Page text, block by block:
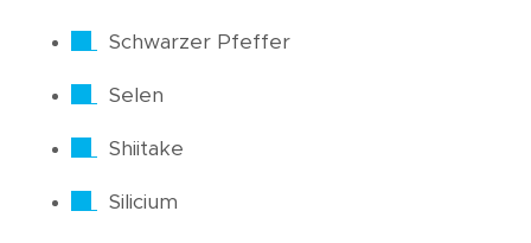
Schwarzer Pfeffer
Selen
Shiitake
Silicium